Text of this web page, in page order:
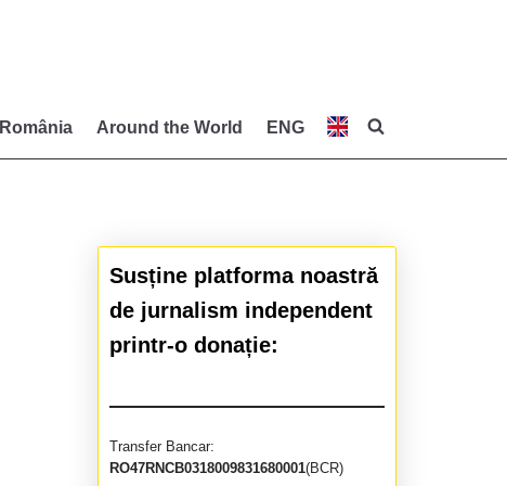
România Around the World ENG
Susține platforma noastră
de jurnalism independent
printr-o donație:
Transfer Bancar:
RO47RNCB0318009831680001(BCR)